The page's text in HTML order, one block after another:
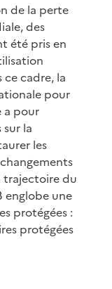
de la perte
des
été pris en
cadre, la
pour
a pour
la
les
trajectoire du
englobe une
protégées :
protégées